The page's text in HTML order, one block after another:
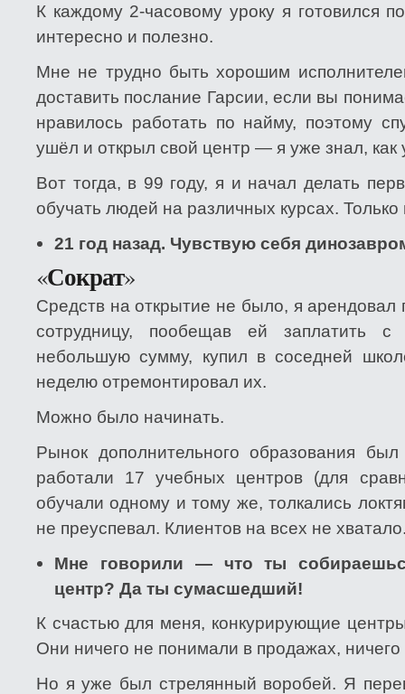
К каждому 2-часовому уроку я готовился
интересно и полезно.
Мне не трудно быть хорошим
доставить послание Гарсии, если вы
нравилось работать по найму, поэтому
ушёл и открыл свой центр — я уже знал, как
Вот тогда, в 99 году, я и начал делать
обучать людей на различных курсах.
21 год назад. Чувствую себя
«Сократ»
Средств на открытие не было, я
сотрудницу, пообещав ей заплатить
небольшую сумму, купил в соседней
неделю отремонтировал их.
Можно было начинать.
Рынок дополнительного образования
работали 17 учебных центров (для
обучали одному и тому же, толкались
не преуспевал. Клиентов на всех не
Мне говорили — что ты
центр? Да ты сумасшедший!
К счастью для меня, конкурирующие
Они ничего не понимали в продажах, ничего
Но я уже был стрелянный воробей. Я